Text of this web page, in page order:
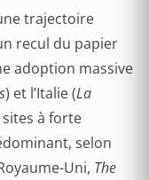
trajectoire
recul du papier
adoption massive
) et l’Italie (La
à forte
selon
Uni, The